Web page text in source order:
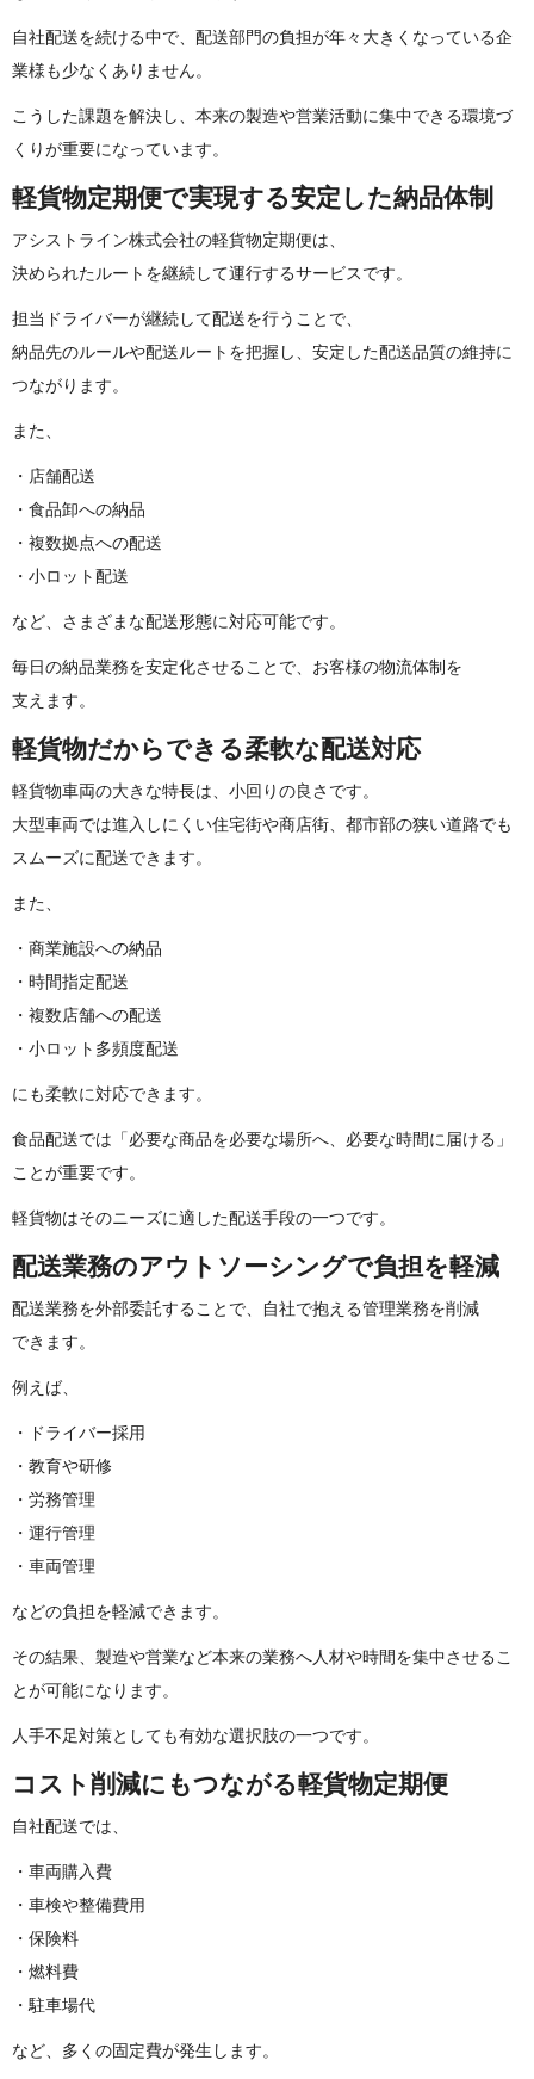
自社配送を続ける中で、配送部門の負担が年々大きくなっている企
業様も少なくあり ま せ ん 。
こうした課題を解決し、本来の製造や営業活動に集中できる環境づ
くりが重要になって い ま す 。
軽貨物定期便で実現する安定した 納 品 体 制
アシストライン株式会社の軽貨物定期便は、
決められたルートを継続して運行するサービスです。
担当ドライバーが継続して配送を行うことで、
納品先のルールや配送ルートを把握し、安定した配送品質の維持に
つながります。
ま た 、
・店舗配送
・食品卸への納品
・複数拠点への配送
・小ロット配送
など、さまざまな配送形態に対応可 能 で す 。
毎日の納品業務を安定化させることで、お客様の物流体制を
支 え ま す 。
軽貨物だからできる柔軟な 配 送 対 応
軽貨物車両の大きな特長は、小回りの良さです。
大型車両では進入しにくい住宅街や商店街、都市部の狭い道路でも
スムーズに配送できます。
ま た 、
・商業施設への納品
・時間指定配送
・複数店舗への配送
・小ロット多頻度配送
にも柔軟に対応で き ま す 。
食品配送では「必要な商品を必要な場所へ、必要な時間に届ける」
ことが重 要 で す 。
軽貨物はそのニーズに適した配送手段の一 つ で す 。
配送業務のアウトソーシングで負 担 を 軽 減
配送業務を外部委託することで、自社で抱える管理業務を削減
で き ま す 。
例 え ば 、
・ドライバー採用
・教育や研修
・労務管理
・運行管理
・車両管理
などの負担を軽減で き ま す 。
その結果、製造や営業など本来の業務へ人材や時間を集中させるこ
とが可能にな り ま す 。
人手不足対策としても有効な選択肢の一 つ で す 。
コスト削減にもつながる軽貨 物 定 期 便
自社配 送 で は 、
・車両購入費
・車検や整備費用
・保険料
・燃料費
・駐車場代
など、多くの固定費が発生 し ま す 。